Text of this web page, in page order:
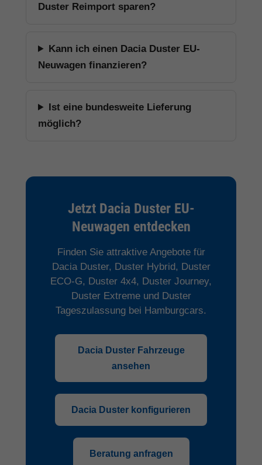
Duster Reimport sparen?
Kann ich einen Dacia Duster EU-
Neuwagen finanzieren?
Ist eine bundesweite Lieferung
möglich?
Jetzt Dacia Duster EU-
Neuwagen entdecken
Finden Sie attraktive Angebote für
Dacia Duster, Duster Hybrid, Duster
ECO-G, Duster 4x4, Duster Journey,
Duster Extreme und Duster
Tageszulassung bei Hamburgcars.
Dacia Duster Fahrzeuge
ansehen
Dacia Duster konfigurieren
Beratung anfragen